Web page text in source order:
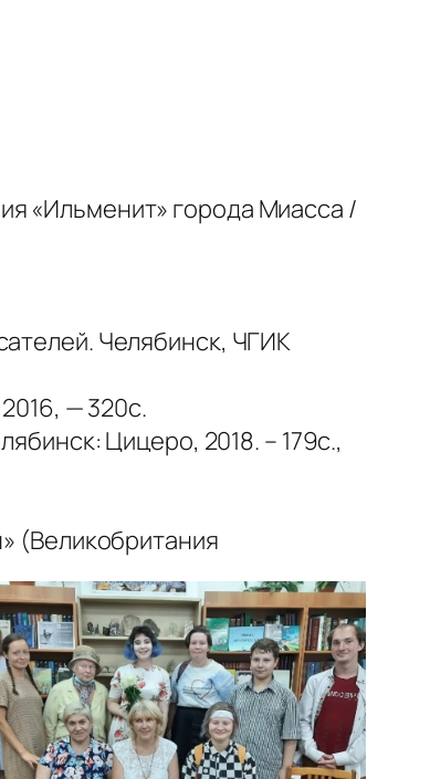
«Ильменит» города Миасса /
Челябинск, ЧГИК
— 320с.
Цицеро, 2018. – 179с.,
(Великобритания